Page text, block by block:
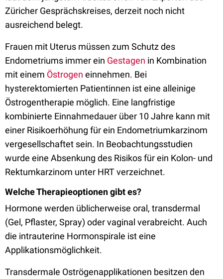
Züricher Gesprächskreises, derzeit noch nicht
ausreichend belegt.
Frauen mit Uterus müssen zum Schutz des
Endometriums immer ein Gestagen in Kombination
mit einem Östrogen einnehmen. Bei
hysterektomierten Patientinnen ist eine alleinige
Östrogentherapie möglich. Eine langfristige
kombinierte Einnahmedauer über 10 Jahre kann mit
einer Risikoerhöhung für ein Endometriumkarzinom
vergesellschaftet sein. In Beobachtungsstudien
wurde eine Absenkung des Risikos für ein Kolon- und
Rektumkarzinom unter HRT verzeichnet.
Welche Therapieoptionen gibt es?
Hormone werden üblicherweise oral, transdermal
(Gel, Pflaster, Spray) oder vaginal verabreicht. Auch
die intrauterine Hormonspirale ist eine
Applikationsmöglichkeit.
Transdermale Oströgenapplikationen besitzen den